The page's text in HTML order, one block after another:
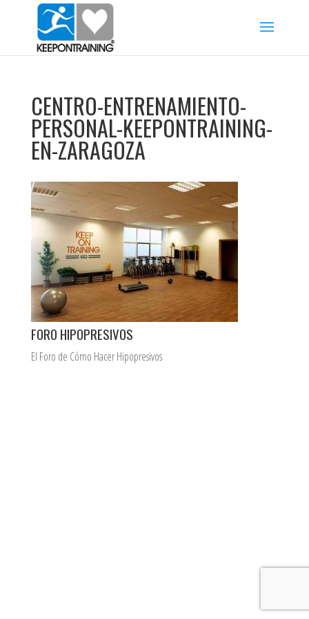
CENTRO-ENTRENAMIENTO-
PERSONAL-KEEPONTRAINING-
EN-ZARAGOZA
FORO HIPOPRESIVOS
El Foro de Cómo Hacer Hipopresivos